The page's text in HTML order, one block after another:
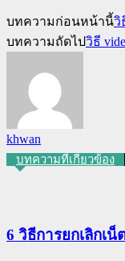
บทความก่อนหน้านี้วิ
บทความถัดไปวิธี
khwan
บทความที่เกี่ยวข้อง
6 วิธีการยกเลิกเ